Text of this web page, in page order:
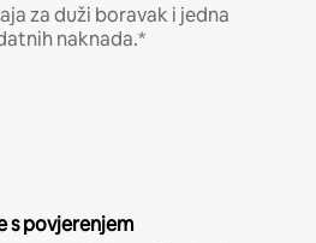
za duži boravak i jedna
naknada.*
s povjerenjem